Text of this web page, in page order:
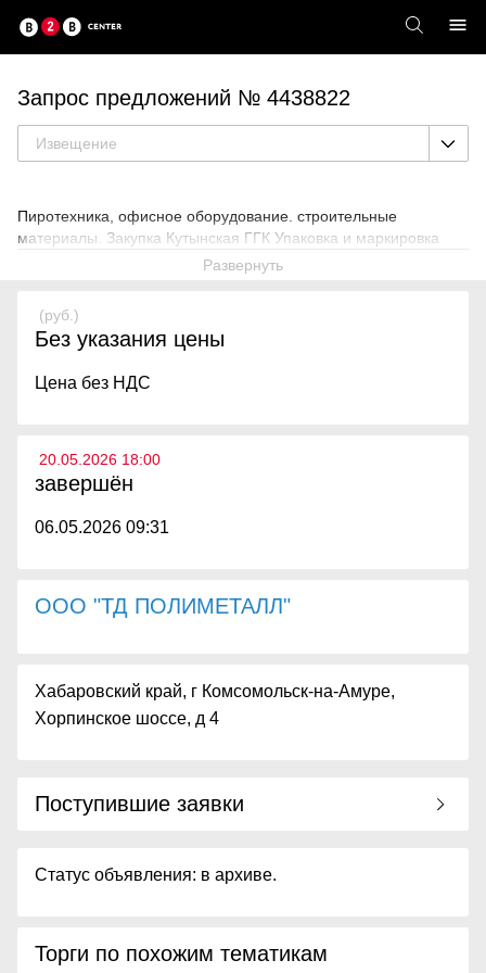
Запрос предложений № 4438822
Извещение
Пиротехника, офисное оборудование. строительные
материалы. Закупка Кутынская ГГК Упаковка и маркировка
Развернуть
(руб.)
Без указания цены
Цена без НДС
20.05.2026 18:00
завершён
06.05.2026 09:31
ООО "ТД ПОЛИМЕТАЛЛ"
Хабаровский край, г Комсомольск-на-Амуре,
Хорпинское шоссе, д 4
Поступившие заявки
Статус объявления: в архиве.
Торги по похожим тематикам